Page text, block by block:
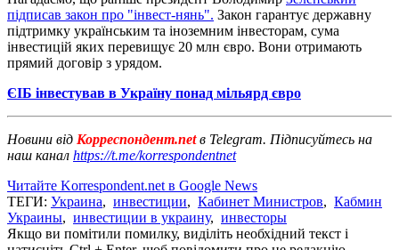
підписав закон про "інвест-нянь". Закон гарантує державну
підтримку українським та іноземним інвесторам, сума
інвестицій яких перевищує 20 млн євро. Вони отримають
прямий договір з урядом.
ЄІБ інвестував в Україну понад мільярд євро
Новини від Корреспондент.netв Telegram. Підписуйтесь на
наш канал https://t.me/korrespondentnet
Читайте Korrespondent.net в Google News
ТЕГИ: Украина, инвестиции, Кабинет Министров, Кабмин
Украины, инвестиции в украину, инвесторы
Якщо ви помітили помилку, виділіть необхідний текст і